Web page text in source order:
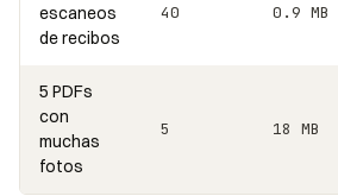
escaneos
de recibos
40 0.9 MB
5 PDFs
con
muchas
fotos
5 18 MB